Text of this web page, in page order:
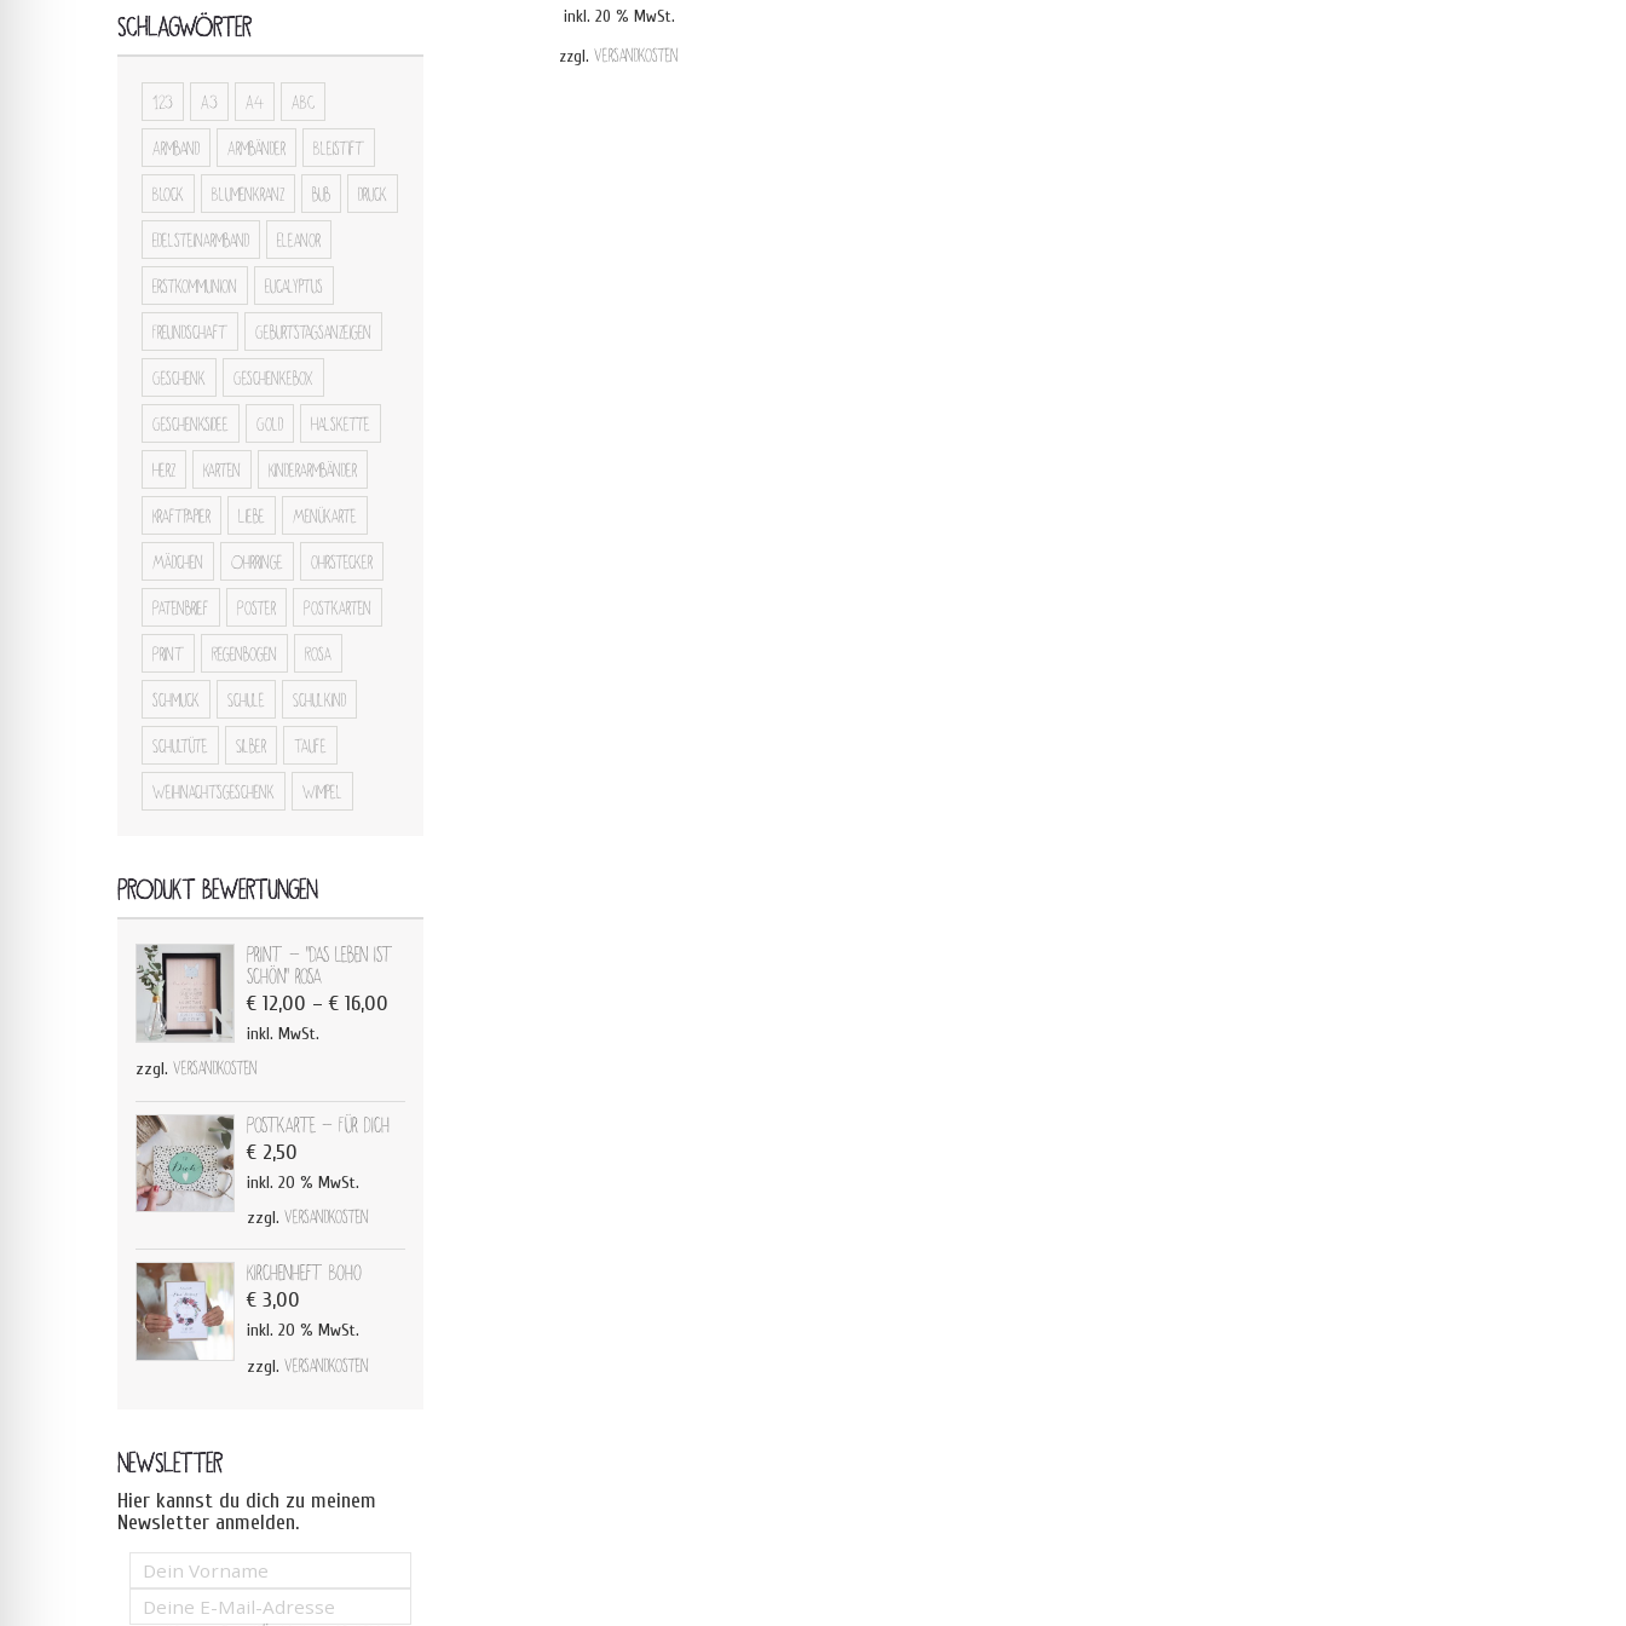
inkl. 20 % MwSt.
zzgl.Versandkosten
SCHLAGWÖRTER
123 A3 A4 ABC
Armband Armbänder Bleistift
Block Blumenkranz bub druck
Edelsteinarmband Eleanor
Erstkommunion Eucalyptus
Freundschaft Geburtstagsanzeigen
Geschenk Geschenkebox
Geschenksidee Gold Halskette
Herz Karten Kinderarmbänder
Kraftpapier Liebe Menükarte
Mädchen Ohrringe ohrstecker
Patenbrief Poster Postkarten
Print Regenbogen Rosa
schmuck Schule Schulkind
Schultüte Silber Taufe
Weihnachtsgeschenk Wimpel
PRODUKT BEWERTUNGEN
Print - "Das Leben ist
schön" rosa
€12,00 –€16,00
inkl. MwSt.
zzgl. Versandkosten
Postkarte - Für Dich
€2,50
inkl. 20 % MwSt.
zzgl. Versandkosten
Kirchenheft Boho
€3,00
inkl. 20 % MwSt.
zzgl. Versandkosten
NEWSLETTER
Hier kannst du dich zu meinem
Newsletter anmelden.